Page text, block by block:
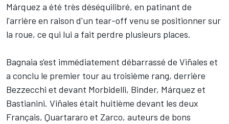
Márquez a été très déséquilibré, en patinant de
l'arrière en raison d'un tear-off venu se positionner sur
la roue, ce qui lui a fait perdre plusieurs places.
Bagnaia s'est immédiatement débarrassé de Viñales et
a conclu le premier tour au troisième rang, derrière
Bezzecchi et devant Morbidelli, Binder, Márquez et
Bastianini. Viñales était huitième devant les deux
Français, Quartararo et Zarco, auteurs de bons